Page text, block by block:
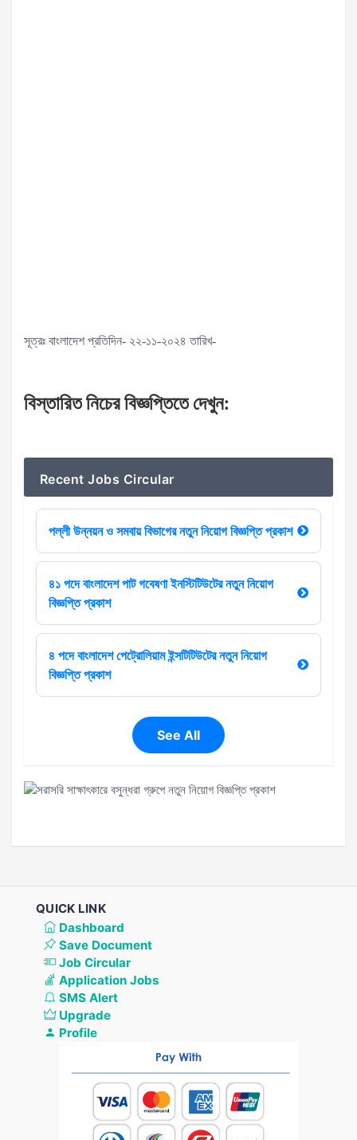
সূত্রঃ বাংলাদেশ প্রতিদিন- ২২-১১-২০২৪ তারিখ-
বিস্তারিতনিচেরবিজ্ঞপ্তিতে দেখুন:
Recent Jobs Circular
পল্লী উন্নয়ন ও সমবায় বিভাগের নতুন নিয়োগ বিজ্ঞপ্তি প্রকাশ
৪১ পদে বাংলাদেশ পাট গবেষণা ইনস্টিটিউটের নতুন নিয়োগ
বিজ্ঞপ্তি প্রকাশ
৪ পদে বাংলাদেশ পেট্রোলিয়াম ইন্সটিটিউটের নতুন নিয়োগ
বিজ্ঞপ্তি প্রকাশ
See All
QUICK LINK
Dashboard
Save Document
Job Circular
Application Jobs
SMS Alert
Upgrade
Profile